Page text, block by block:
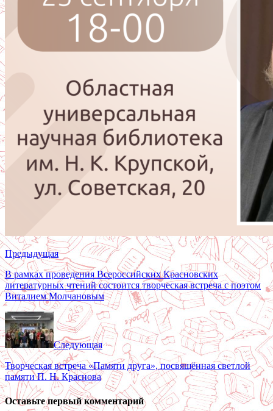
Предыдущая
В рамках проведения Всероссийских Красновских
литературных чтений состоится творческая встреча с поэтом
Виталием Молчановым
Следующая
Творческая встреча «Памяти друга», посвящённая светлой
памяти П. Н. Краснова
Оставьте первый комментарий